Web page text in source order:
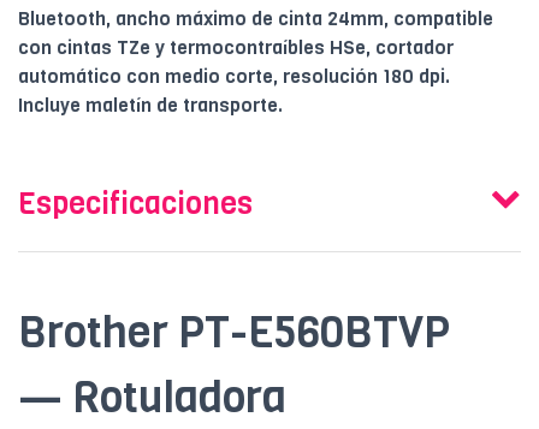
Bluetooth, ancho máximo de cinta 24mm, compatible
con cintas TZe y termocontraíbles HSe, cortador
automático con medio corte, resolución 180 dpi.
Incluye maletín de transporte.
Especificaciones
Brother PT-E560BTVP
— Rotuladora